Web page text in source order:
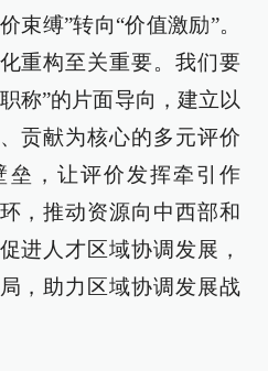
束缚”转向“价值激励”。
重构至关重要。我们要
称”的片面导向，建立以
贡献为核心的多元评价
垒，让评价发挥牵引作
，推动资源向中西部和
进人才区域协调发展，
，助力区域协调发展战